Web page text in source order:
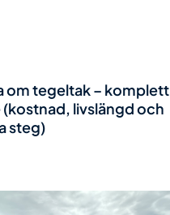
om tegeltak – komplett
livslängd och
steg)